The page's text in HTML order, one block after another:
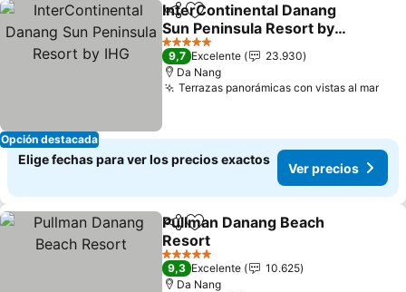
Opción destacada
CompartirAgregar a favoritos
InterContinental Danang
Sun Peninsula Resort by
IHG
Ver precios
5 Estrellas
9,7 Excelente
23.930
Da Nang
Terrazas panorámicas con vistas al marVer
Elige fechas para ver los precios exactos
Ver precios
CompartirAgregar a favoritos
Pullman Danang Beach
Resort
Ver precios
5 Estrellas
9,3 Excelente
10.625
Da Nang